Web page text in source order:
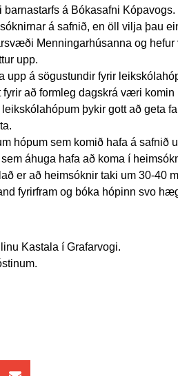
barnastarfs á Bókasafni Kópavogs.
á safnið, en öll vilja þau
Menningarhúsanna og hefur
upp.
upp á sögustundir fyrir
fyrir að formleg dagskrá væri
þykir gott að geta
hópum sem komið hafa á safnið
áhuga hafa að koma í
er að heimsóknir taki um 30-40
fyrirfram og bóka hópinn svo
Kastala í Grafarvogi.